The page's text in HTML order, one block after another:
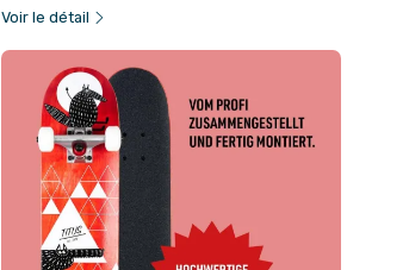
Voir le détail